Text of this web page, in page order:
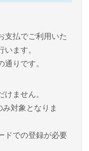
支払でご利用いた
ます。
りです。
けません。
み対象となりま
ドでの登録が必要